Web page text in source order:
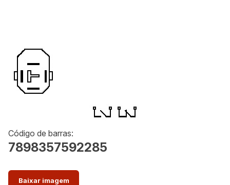
Código de barras:
7898357592285
Baixar imagem